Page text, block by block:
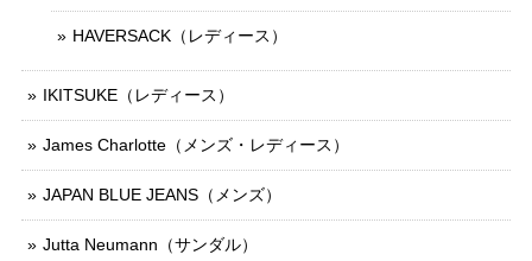
HAVERSACK（レディース）
IKITSUKE（レディース）
James Charlotte（メンズ・レディース）
JAPAN BLUE JEANS（メンズ）
Jutta Neumann（サンダル）